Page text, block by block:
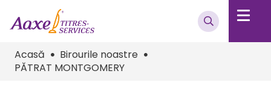
Acasă
Birourile noastre
PĂTRAT MONTGOMERY